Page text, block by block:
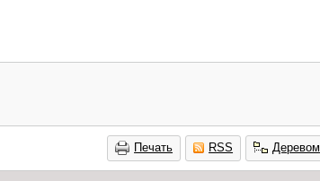
Печать RSS Деревом